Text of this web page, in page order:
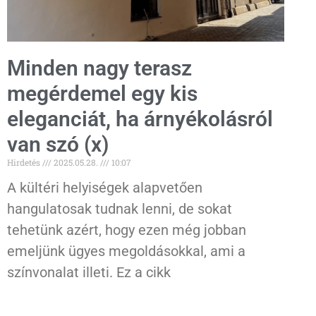
Minden nagy terasz
megérdemel egy kis
eleganciát, ha árnyékolásról
van szó (x)
Hirdetés 2025.05.28. 10:07
A kültéri helyiségek alapvetően
hangulatosak tudnak lenni, de sokat
tehetünk azért, hogy ezen még jobban
emeljünk ügyes megoldásokkal, ami a
színvonalat illeti. Ez a cikk